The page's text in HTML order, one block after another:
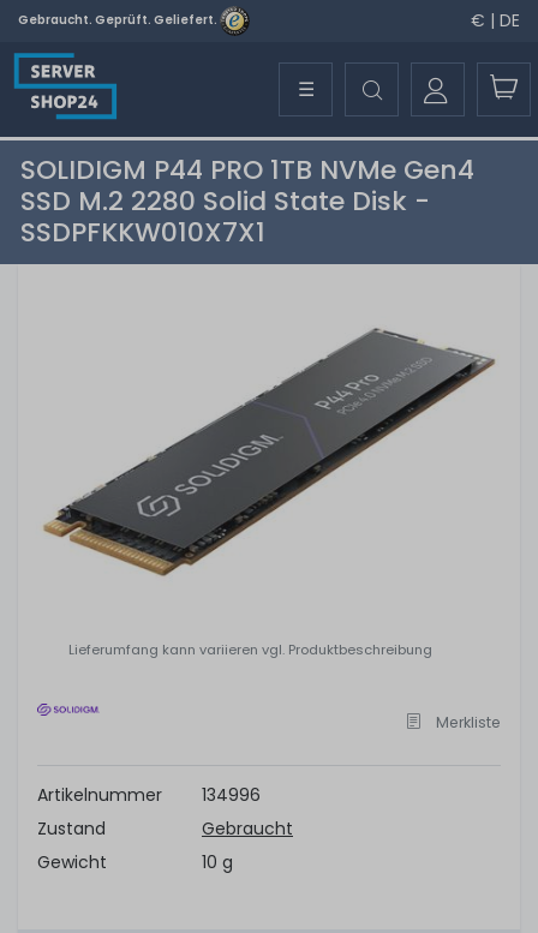
Gebraucht. Geprüft. Geliefert. € | DE
☰
SOLIDIGM P44 PRO 1TB NVMe Gen4
SSD M.2 2280 Solid State Disk -
SSDPFKKW010X7X1
Lieferumfang kann variieren vgl. Produktbeschreibung
Merkliste
Artikelnummer
134996
Zustand
Gebraucht
Gewicht
10 g